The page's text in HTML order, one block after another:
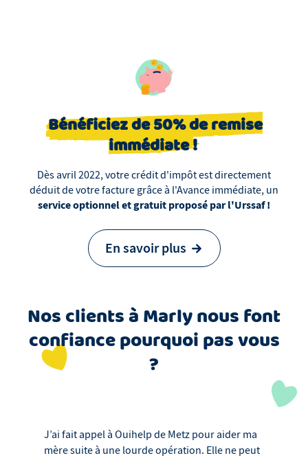
Bénéficiez de 50% de remise
immédiate !
Dès avril 2022, votre crédit d'impôt est directement
déduit de votre facture grâce à l'Avance immédiate, un
service optionnel et gratuit proposé par l'Urssaf !
En savoir plus
Nos clientsàMarlynous font
confiance pourquoi pas vous
?
J’ai fait appel à Ouihelp de Metz pour aider ma
mère suite à une lourde opération. Elle ne peut